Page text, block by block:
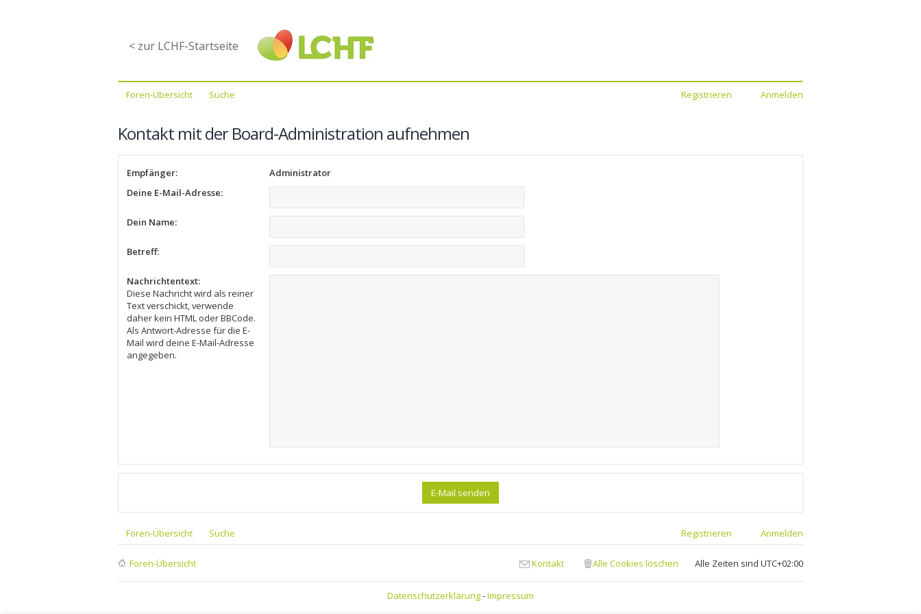
< zur LCHF-Startseite
Foren-Übersicht Suche Anmelden
Registrieren
Kontakt mit der Board-Administration aufnehmen
Empfänger:
Administrator
Deine E-Mail-Adresse:
Dein Name:
Betreff:
Nachrichtentext:
Diese Nachricht wird als reiner
Text verschickt, verwende
daher kein HTML oder BBCode.
Als Antwort-Adresse für die E-
Mail wird deine E-Mail-Adresse
angegeben.
Foren-Übersicht Suche Anmelden
Registrieren
Foren-Übersicht Alle Zeiten sind UTC+02:00
Alle Cookies löschen
Kontakt
Datenschutzerklärung-Impressum